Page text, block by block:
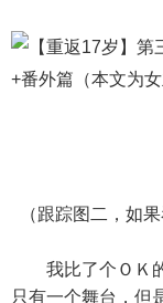
（跟踪图二，如果
我比了个ＯＫ的
只有一个舞台，但